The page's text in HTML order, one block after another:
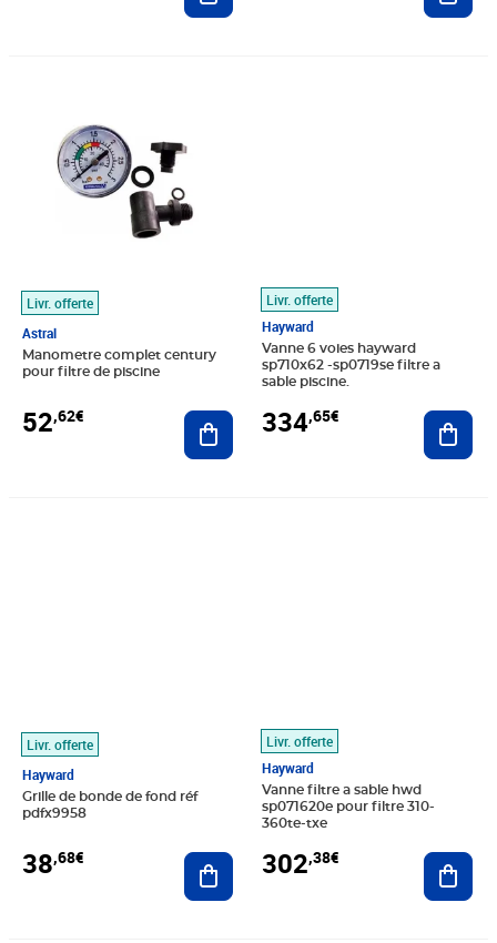
Livr. offerte
Astral
Manometre complet century
pour filtre de piscine
52,62€ Ajouter au panier
Livr. offerte
Hayward
Vanne 6 voies hayward
sp710x62 -sp0719se filtre a
sable piscine.
334,65€
Livr. offerte
Hayward
Grille de bonde de fond réf
pdfx9958
38,68€ Ajouter au panier
Livr. offerte
Hayward
Vanne filtre a sable hwd
sp071620e pour filtre 310-
360te-txe
302,38€